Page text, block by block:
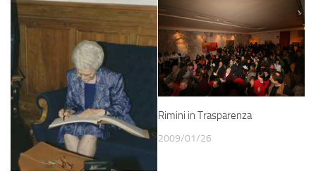
Rimini in Trasparenza
2009/01/26